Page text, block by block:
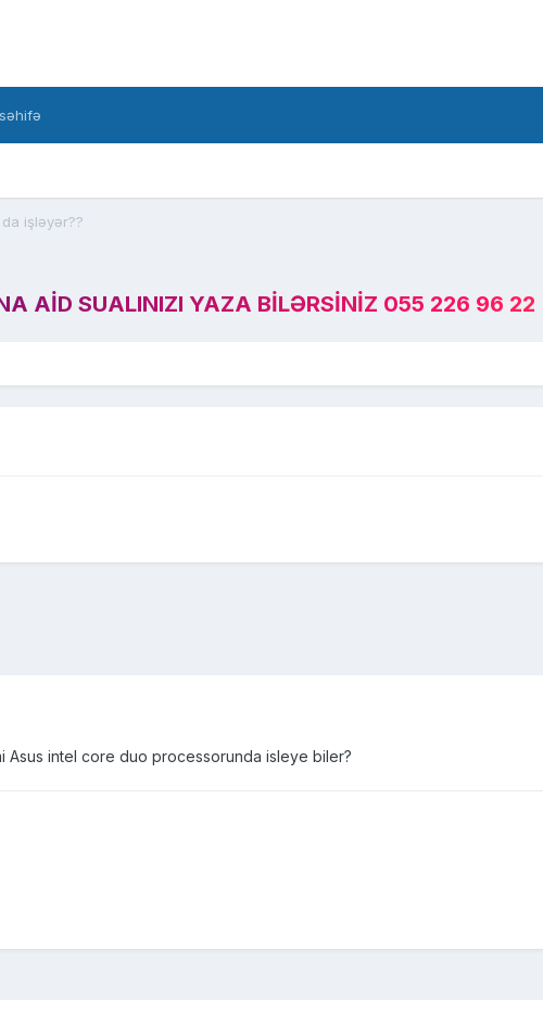
işləyər??
AID SUALINIZI YAZA BILƏRSINIZ 055 226 96 22
Asus intel core duo processorunda isleye biler?